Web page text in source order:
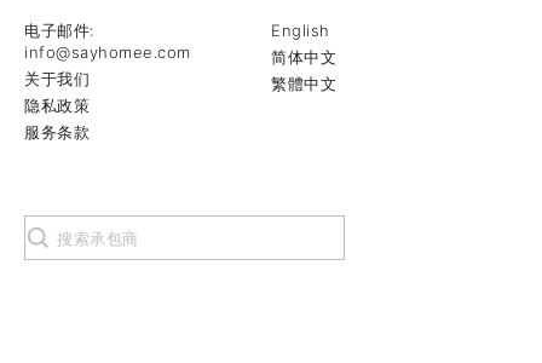
电子邮件:
info@sayhomee.com
关于我们
隐私政策
服务条款
English
简体中文
繁體中文